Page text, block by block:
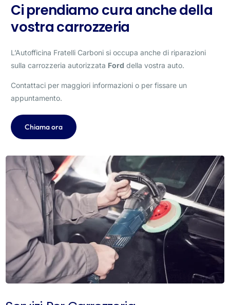
Ci prendiamo cura anche della
vostra carrozzeria
L’Autofficina Fratelli Carboni si occupa anche di riparazioni
sulla carrozzeria autorizzata Ford della vostra auto.
Contattaci per maggiori informazioni o per fissare un
appuntamento.
Chiama ora